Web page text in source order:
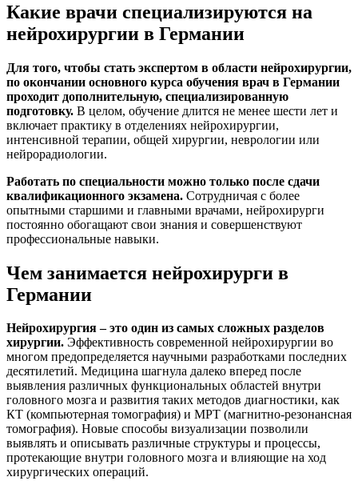
Какие врачи специализируются на
нейрохирургии в Германии
Для того, чтобы стать экспертом в области нейрохирургии,
по окончании основного курса обучения врач в Германии
проходит дополнительную, специализированную
подготовку. В целом, обучение длится не менее шести лет и
включает практику в отделениях нейрохирургии,
интенсивной терапии, общей хирургии, неврологии или
нейрорадиологии.
Работать по специальности можно только после сдачи
квалификационного экзамена. Сотрудничая с более
опытными старшими и главными врачами, нейрохирурги
постоянно обогащают свои знания и совершенствуют
профессиональные навыки.
Чем занимается нейрохирурги в
Германии
Нейрохирургия – это один из самых сложных разделов
хирургии. Эффективность современной нейрохирургии во
многом предопределяется научными разработками последних
десятилетий. Медицина шагнула далеко вперед после
выявления различных функциональных областей внутри
головного мозга и развития таких методов диагностики, как
КТ (компьютерная томография) и МРТ (магнитно-резонансная
томография). Новые способы визуализации позволили
выявлять и описывать различные структуры и процессы,
протекающие внутри головного мозга и влияющие на ход
хирургических операций.